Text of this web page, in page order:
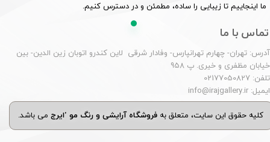
ما اینجاییم تا زیبایی را ساده، مطمئن و در دسترس کنیم.
تماس با ما
آدرس: تهران- چهارم تهرانپارس- وفادار شرقی لاین کندرو اتوبان زین الدین- بین
خیابان مظفری و خیری. پ 958
تلفن: 02177050827
ایمیل: info@irajgallery.ir
کلیه حقوق این سایت، متعلق به فروشگاه آرایشی و رنگ مو 'ایرجمی باشد.